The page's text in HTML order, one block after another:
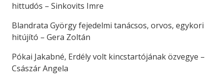
hittudós – Sinkovits Imre
Blandrata György fejedelmi tanácsos, orvos, egykori
hitújító – Gera Zoltán
Pókai Jakabné, Erdély volt kincstartójának özvegye –
Császár Angela